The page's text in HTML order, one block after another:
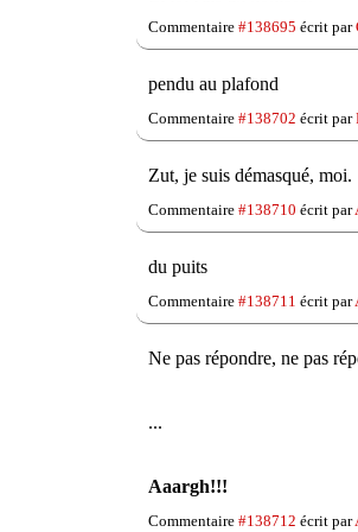
Commentaire#138695 écrit par
pendu au plafond
Commentaire#138702 écrit par
Zut, je suis démasqué, moi.
Commentaire#138710 écrit par
du puits
Commentaire#138711 écrit par
Ne pas répondre, ne pas
...
Aaargh!!!
Commentaire#138712 écrit par